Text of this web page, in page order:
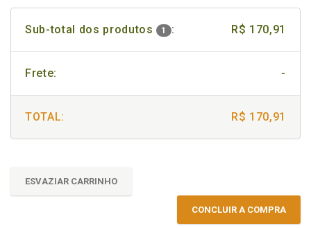
Sub-total dos produtos 1 : R$ 170,91
Frete: -
TOTAL: R$ 170,91
ESVAZIAR CARRINHO
CONCLUIR A COMPRA